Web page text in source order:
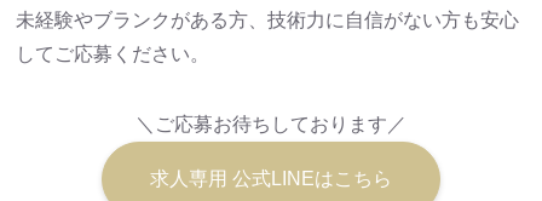
未経験やブランクがある方、技術力に自信がない方も安心
してご応募ください。
＼ご応募お待ちしております／
求人専用 公式LINEはこちら